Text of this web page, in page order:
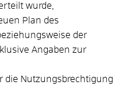
wurde,
Plan des
der
Angaben zur
die Nutzungsbrechtigung